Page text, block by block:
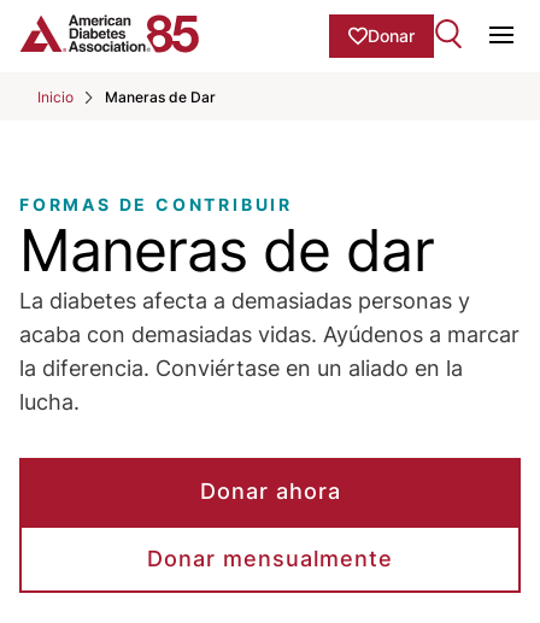
Skip to Main content
Donar
Inicio Maneras de Dar
main
content
FORMAS DE CONTRIBUIR
Maneras de dar
La diabetes afecta a demasiadas personas y
acaba con demasiadas vidas. Ayúdenos a marcar
la diferencia. Conviértase en un aliado en la
lucha.
Donar ahora
Donar mensualmente